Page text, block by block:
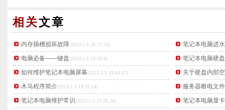
相关文章
内存插槽损坏故障(2013-1-5 20:17:59)
笔记本电脑进
电脑必备——键盘 (2013-1-5 19:50:9)
笔记本电脑硬
如何维护笔记本电脑屏幕 (2013-1-5 19:44:47)
关于硬盘内部
木马程序简介(2013-1-5 19:32:24)
服务器断电文
笔记本电脑维护常识 (2013-1-5 19:28:28) 笔记本电脑显